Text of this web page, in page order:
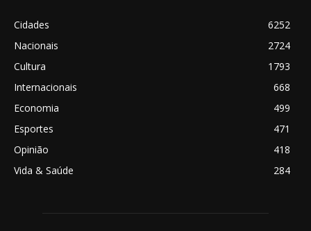
Cidades
6252
Nacionais
2724
Cultura
1793
Internacionais
668
Economia
499
Esportes
471
Opinião
418
Vida & Saúde
284